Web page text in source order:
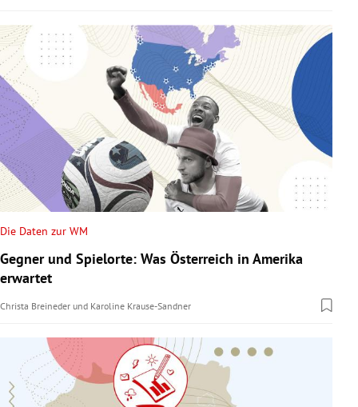
Die Daten zur WM
Gegner und Spielorte: Was Österreich in Amerika
erwartet
Christa Breineder und Karoline Krause-Sandner